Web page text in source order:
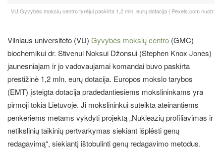
VU Gyvybės mokslų centro tyrėjui paskirta 1,2 mln. eurų dotacija | Pexels.com nuotr.
Vilniaus universiteto (VU) Gyvybės mokslų centro (GMC)
biochemikui dr. Stivenui Noksui Džonsui (Stephen Knox Jones)
jaunesniajam ir jo vadovaujamai komandai buvo paskirta
prestižinė 1,2 mln. eurų dotacija. Europos mokslo tarybos
(EMT) įsteigta dotacija pradedantiesiems mokslininkams yra
pirmoji tokia Lietuvoje. Ji mokslininkui suteikta ateinantiems
penkeriems metams vykdyti projektą„Nukleazių profiliavimas ir
netikslinių taikinių pertvarkymas siekiant išplėsti genų
redagavimą“, siekiantį ištobulinti genų redagavimo metodus.